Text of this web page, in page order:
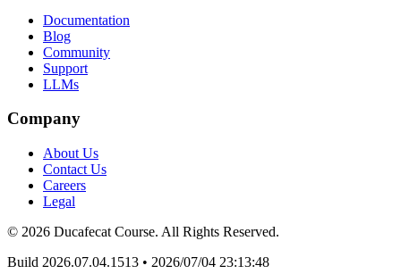
Documentation
Blog
Community
Support
LLMs
Company
About Us
Contact Us
Careers
Legal
© 2026 Ducafecat Course. All Rights Reserved.
Build 2026.07.04.1513 • 2026/07/04 23:13:48